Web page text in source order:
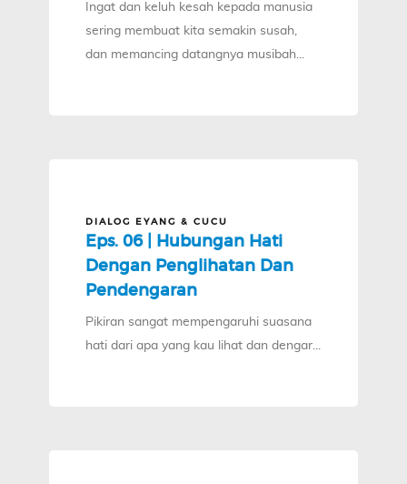
Ingat dan keluh kesah kepada manusia
sering membuat kita semakin susah,
dan memancing datangnya musibah...
DIALOG EYANG & CUCU
Eps. 06 | Hubungan Hati
Dengan Penglihatan Dan
Pendengaran
Pikiran sangat mempengaruhi suasana
hati dari apa yang kau lihat dan dengar...